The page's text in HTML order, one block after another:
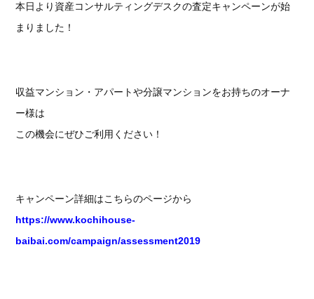
本日より資産コンサルティングデスクの査定キャンペーンが始
まりました！
収益マンション・アパートや分譲マンションをお持ちのオーナ
ー様は
この機会にぜひご利用ください！
キャンペーン詳細はこちらのページから
https://www.kochihouse-
baibai.com/campaign/assessment2019